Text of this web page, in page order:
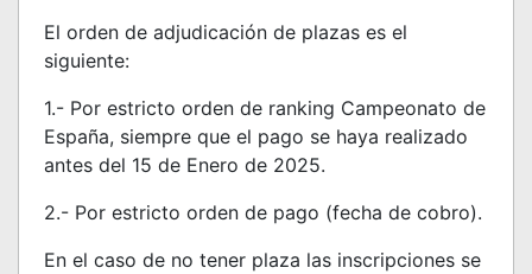
El orden de adjudicación de plazas es el
siguiente:
1.- Por estricto orden de ranking Campeonato de
España, siempre que el pago se haya realizado
antes del 15 de Enero de 2025.
2.- Por estricto orden de pago (fecha de cobro).
En el caso de no tener plaza las inscripciones se